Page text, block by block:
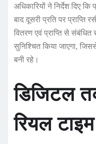
अधिकारियों ने निर्देश दिए
बाद दूसरी प्रति पर प्राप्ति
वितरण एवं प्राप्ति से
सुनिश्चित किया जाएगा,
बनी रहे।
डिजिटल
रियल टाइम